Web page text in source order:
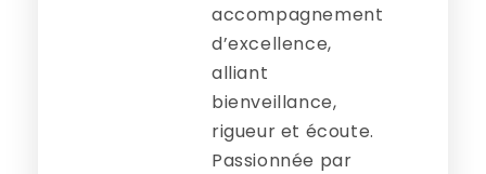
accompagnement
d’excellence,
alliant
bienveillance,
rigueur et écoute.
Passionnée par